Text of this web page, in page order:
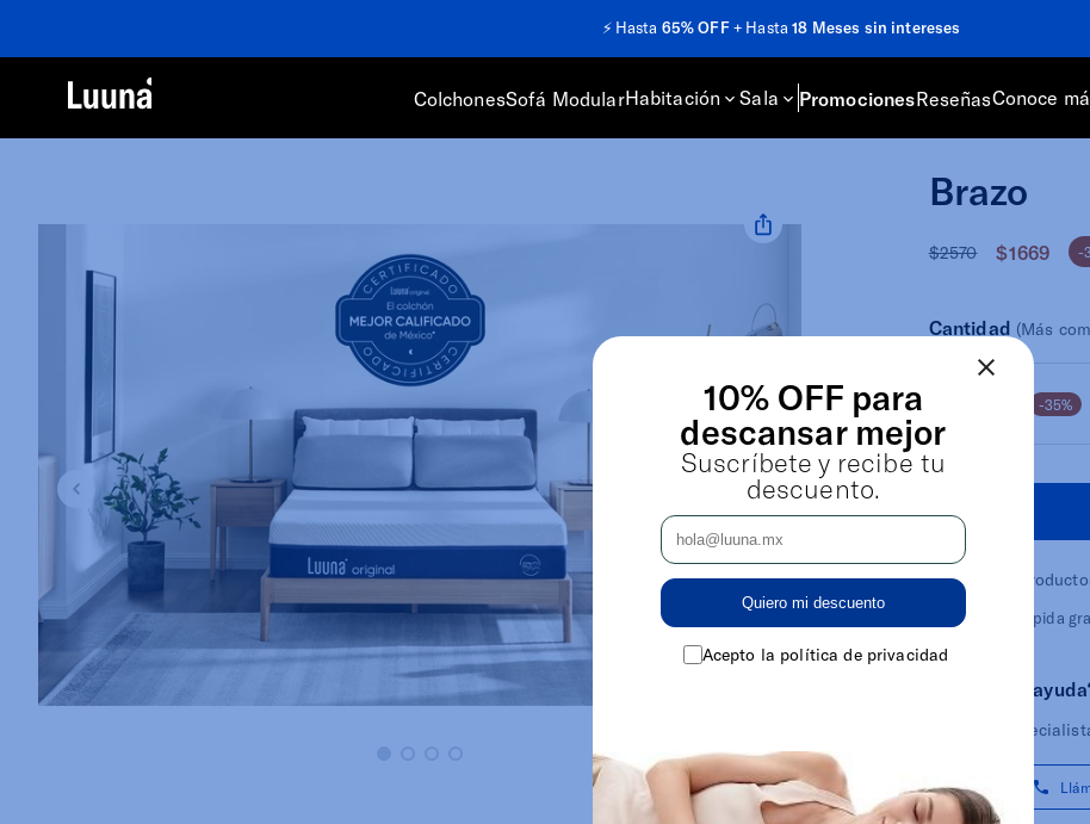
⚡️ Hasta 65% OFF+ Hasta18 Meses sin intereses
ColchonesSofá ModularHabitación Sala PromocionesReseñasConoce
Brazo
$2570 $1669 -
Cantidad (Más
-35%
Llévate tus
Entrega rápida
¿Necesitas
Nuestros
10% OFF para
descansar mejor
Suscríbete y recibe tu
descuento.
Quiero mi descuento
Acepto la política de privacidad